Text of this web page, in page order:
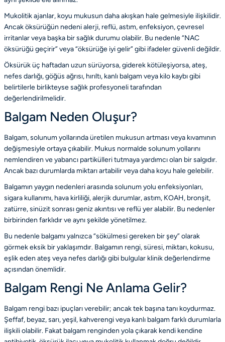
Mukolitik ajanlar, koyu mukusun daha akışkan hale gelmesiyle ilişkilidir.
Ancak öksürüğün nedeni alerji, reflü, astım, enfeksiyon, çevresel
irritanlar veya başka bir sağlık durumu olabilir. Bu nedenle “NAC
öksürüğü geçirir” veya “öksürüğe iyi gelir” gibi ifadeler güvenli değildir.
Öksürük üç haftadan uzun sürüyorsa, giderek kötüleşiyorsa, ateş,
nefes darlığı, göğüs ağrısı, hırıltı, kanlı balgam veya kilo kaybı gibi
belirtilerle birlikteyse sağlık profesyoneli tarafından
değerlendirilmelidir.
Balgam Neden Oluşur?
Balgam, solunum yollarında üretilen mukusun artması veya kıvamının
değişmesiyle ortaya çıkabilir. Mukus normalde solunum yollarını
nemlendiren ve yabancı partikülleri tutmaya yardımcı olan bir salgıdır.
Ancak bazı durumlarda miktarı artabilir veya daha koyu hale gelebilir.
Balgamın yaygın nedenleri arasında solunum yolu enfeksiyonları,
sigara kullanımı, hava kirliliği, alerjik durumlar, astım, KOAH, bronşit,
zatürre, sinüzit sonrası geniz akıntısı ve reflü yer alabilir. Bu nedenler
birbirinden farklıdır ve aynı şekilde yönetilmez.
Bu nedenle balgamı yalnızca “sökülmesi gereken bir şey” olarak
görmek eksik bir yaklaşımdır. Balgamın rengi, süresi, miktarı, kokusu,
eşlik eden ateş veya nefes darlığı gibi bulgular klinik değerlendirme
açısından önemlidir.
Balgam Rengi Ne Anlama Gelir?
Balgam rengi bazı ipuçları verebilir; ancak tek başına tanı koydurmaz.
Şeffaf, beyaz, sarı, yeşil, kahverengi veya kanlı balgam farklı durumlarla
ilişkili olabilir. Fakat balgam renginden yola çıkarak kendi kendine